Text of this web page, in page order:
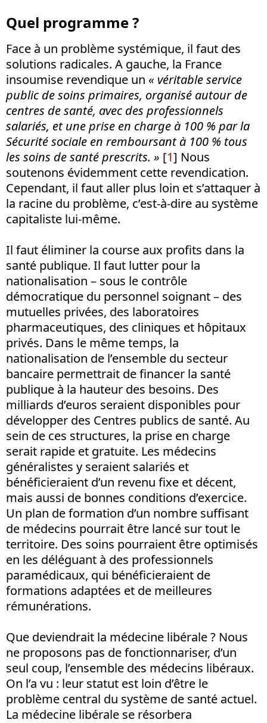
Quel programme ?
Face à un problème systémique, il faut des
solutions radicales. A gauche, la France
insoumise revendique un « véritable service
public de soins primaires, organisé autour de
centres de santé, avec des professionnels
salariés, et une prise en charge à 100 % par la
Sécurité sociale en remboursant à 100 % tous
les soins de santé prescrits. » [1] Nous
soutenons évidemment cette revendication.
Cependant, il faut aller plus loin et s’attaquer à
la racine du problème, c’est-à-dire au système
capitaliste lui-même.
Il faut éliminer la course aux profits dans la
santé publique. Il faut lutter pour la
nationalisation – sous le contrôle
démocratique du personnel soignant – des
mutuelles privées, des laboratoires
pharmaceutiques, des cliniques et hôpitaux
privés. Dans le même temps, la
nationalisation de l’ensemble du secteur
bancaire permettrait de financer la santé
publique à la hauteur des besoins. Des
milliards d’euros seraient disponibles pour
développer des Centres publics de santé. Au
sein de ces structures, la prise en charge
serait rapide et gratuite. Les médecins
généralistes y seraient salariés et
bénéficieraient d’un revenu fixe et décent,
mais aussi de bonnes conditions d’exercice.
Un plan de formation d’un nombre suffisant
de médecins pourrait être lancé sur tout le
territoire. Des soins pourraient être optimisés
en les déléguant à des professionnels
paramédicaux, qui bénéficieraient de
formations adaptées et de meilleures
rémunérations.
Que deviendrait la médecine libérale ? Nous
ne proposons pas de fonctionnariser, d’un
seul coup, l’ensemble des médecins libéraux.
On l’a vu : leur statut est loin d’être le
problème central du système de santé actuel.
La médecine libérale se résorbera